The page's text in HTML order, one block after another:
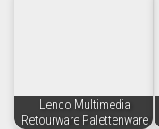
Lenco Multimedia
Retourware Palettenware